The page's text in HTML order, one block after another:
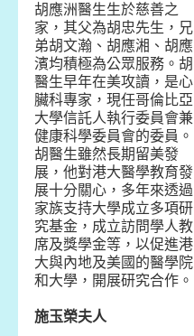
胡應洲醫生生於慈善之
家，其父為胡忠先生，兄
弟胡文瀚、胡應湘、胡應
濱均積極為公眾服務。胡
醫生早年在美攻讀，是心
臟科專家，現任哥倫比亞
大學信託人執行委員會兼
健康科學委員會的委員。
胡醫生雖然長期留美發
展，他對港大醫學教育發
展十分關心，多年來透過
家族支持大學成立多項研
究基金，成立訪問學人教
席及獎學金等，以促進港
大與內地及美國的醫學院
和大學，開展研究合作。
施玉榮夫人